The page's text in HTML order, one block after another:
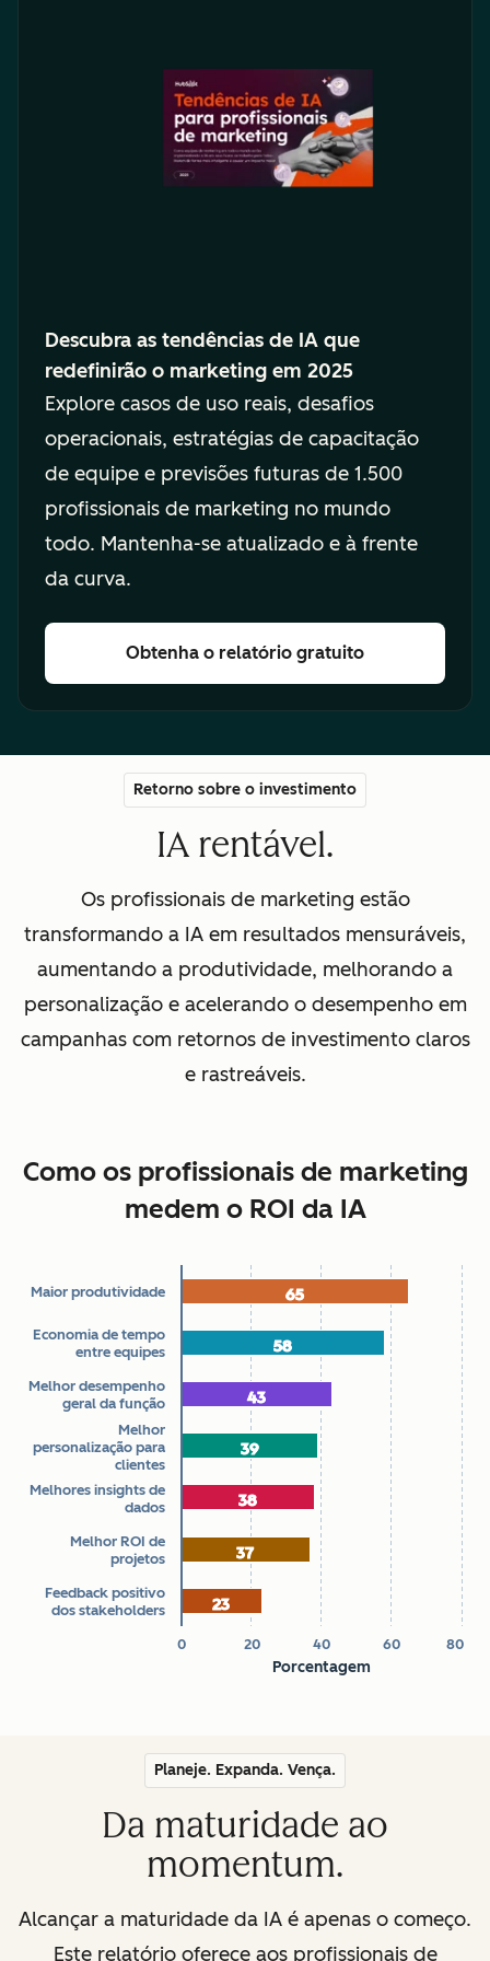
Descubra as tendências de IA que
redefinirão o marketing em 2025
Explore casos de uso reais, desafios
operacionais, estratégias de capacitação
de equipe e previsões futuras de 1.500
profissionais de marketing no mundo
todo. Mantenha-se atualizado e à frente
da curva.
Obtenha o relatório gratuito
Retorno sobre o investimento
IA rentável.
Os profissionais de marketing estão
transformando a IA em resultados mensuráveis,
aumentando a produtividade, melhorando a
personalização e acelerando o desempenho em
campanhas com retornos de investimento claros
e rastreáveis.
Como os profissionais de marketing
medem o ROI da IA
Chart
Bar chart with 7 data series.
Como os profissionais de marketing medem o ROI da IA
The chart has 1 X axis displaying categories.
The chart has 1 Y axis displaying Porcentagem. Data
Porcentagem
65
65
58
58
43
43
39
39
38
38
37
37
23
23
0 20 40 60 80
Maior produtividade
Economia de tempo
entre equipes
Melhor desempenho
geral da função
Melhor
personalização para
clientes
Melhores insights de
dados
Melhor ROI de
projetos
Feedback positivo
dos stakeholders
Planeje. Expanda. Vença.
Da maturidade ao
momentum.
Alcançar a maturidade da IA é apenas o começo.
Este relatório oferece aos profissionais de